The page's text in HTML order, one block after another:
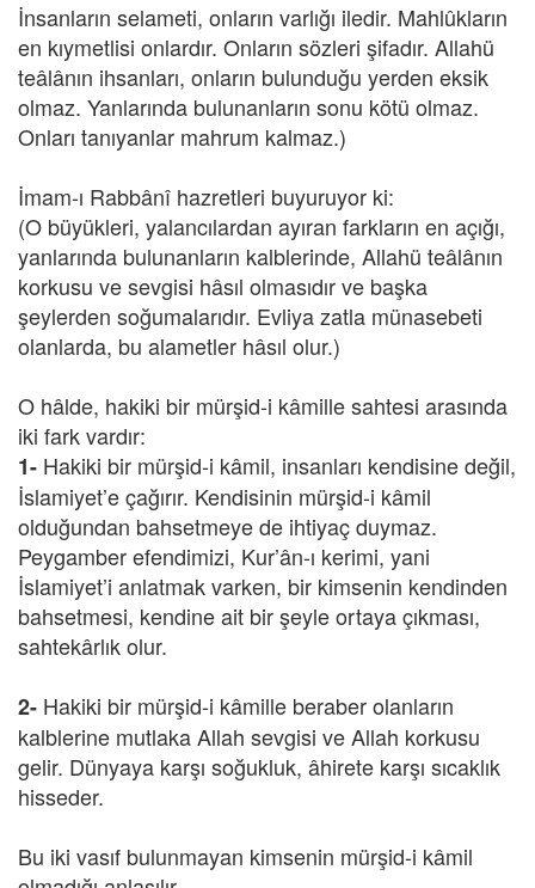
İnsanların selameti, onların varlığı iledir. Mahlûkların
en kıymetlisi onlardır. Onların sözleri şifadır. Allahü
teâlânın ihsanları, onların bulunduğu yerden eksik
olmaz. Yanlarında bulunanların sonu kötü olmaz.
Onları tanıyanlar mahrum kalmaz.)
İmam-ı Rabbânî hazretleri buyuruyor ki:
(O büyükleri, yalancılardan ayıran farkların en açığı,
yanlarında bulunanların kalblerinde, Allahü teâlânın
korkusu ve sevgisi hâsıl olmasıdır ve başka
şeylerden soğumalarıdır. Evliya zatla münasebeti
olanlarda, bu alametler hâsıl olur.)
O hâlde, hakiki bir mürşid-i kâmille sahtesi arasında
iki fark vardır:
1- Hakiki bir mürşid-i kâmil, insanları kendisine değil,
İslamiyet’e çağırır. Kendisinin mürşid-i kâmil
olduğundan bahsetmeye de ihtiyaç duymaz.
Peygamber efendimizi, Kur’ân-ı kerimi, yani
İslamiyet’i anlatmak varken, bir kimsenin kendinden
bahsetmesi, kendine ait bir şeyle ortaya çıkması,
sahtekârlık olur.
2- Hakiki bir mürşid-i kâmille beraber olanların
kalblerine mutlaka Allah sevgisi ve Allah korkusu
gelir. Dünyaya karşı soğukluk, âhirete karşı sıcaklık
hisseder.
Bu iki vasıf bulunmayan kimsenin mürşid-i kâmil